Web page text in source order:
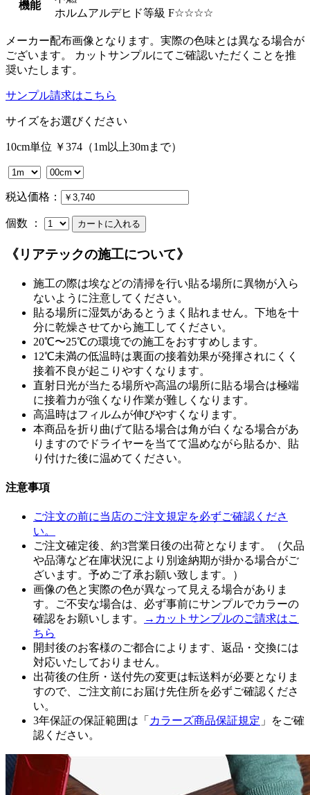
機能
ホルムアルデヒド等級 F☆☆☆☆
メーカー配布画像となります。実際の色味とは異なる場合が
ございます。 カットサンプルにてご確認いただくことを推
奨いたします。
サンプル請求はこちら
サイズをお選びください
10cm単位 ￥374（1m以上30mまで）
税込価格：
個数 ：
《リアテックの施工について》
施工の際は埃などの清掃を行い貼る場所に異物が入ら
ないように注意してください。
貼る場所に湿気があるとうまく貼れません。下地を十
分に乾燥させてから施工してください。
20℃〜25℃の環境での施工をおすすめします。
12℃未満の低温時は裏面の接着効果が発揮されにくく
接着不良が起こりやすくなります。
直射日光が当たる場所や高温の場所に貼る場合は極端
に接着力が強くなり作業が難しくなります。
高温時はフィルムが伸びやすくなります。
本商品を折り曲げて貼る場合は角が白くなる場合があ
りますのでドライヤーを当てて温めながら貼るか、貼
り付けた後に温めてください。
注意事項
ご注文の前に当店のご注文規定を必ずご確認くださ
い。
ご注文確定後、約3営業日後の出荷となります。（欠品
や品薄など在庫状況により別途納期が掛かる場合がご
ざいます。予めご了承お願い致します。）
画像の色と実際の色が異なって見える場合がありま
す。ご不安な場合は、必ず事前にサンプルでカラーの
確認をお願いします。
→カットサンプルのご請求はこ
ちら
開封後のお客様のご都合によります、返品・交換には
対応いたしておりません。
出荷後の住所・送付先の変更は転送料が必要となりま
すので、ご注文前にお届け先住所を必ずご確認くださ
い。
3年保証の保証範囲は「 カラーズ商品保証規定 」をご確
認ください。